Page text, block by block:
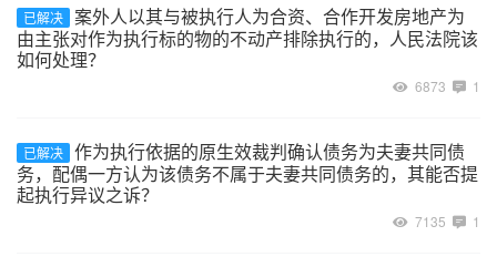
已解决 案外人以其与被执行人为合资、合作开发房地产为
由主张对作为执行标的物的不动产排除执行的，人民法院该
如何处理？
6873 1
已解决 作为执行依据的原生效裁判确认债务为夫妻共同债
务，配偶一方认为该债务不属于夫妻共同债务的，其能否提
起执行异议之诉？
7135 1